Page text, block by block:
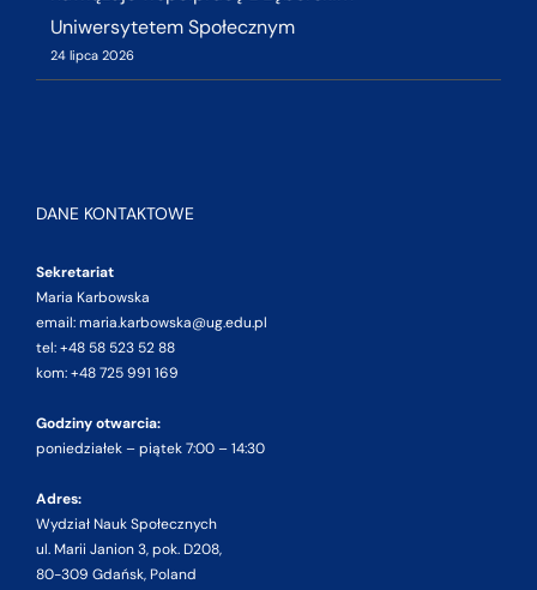
Uniwersytetem Społecznym
24 lipca 2026
DANE KONTAKTOWE
Sekretariat
Maria Karbowska
email: maria.karbowska@ug.edu.pl
tel: +48 58 523 52 88
kom: +48 725 991 169
Godziny otwarcia:
poniedziałek – piątek 7:00 – 14:30
Adres:
Wydział Nauk Społecznych
ul. Marii Janion 3, pok. D208,
80-309 Gdańsk, Poland